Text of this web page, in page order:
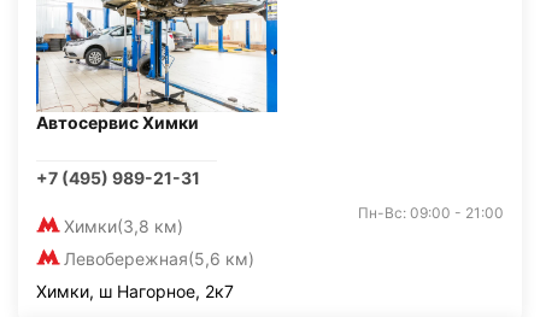
Автосервис Химки
+7 (495) 989-21-31
Химки(3,8 км)
Левобережная(5,6 км)
Пн-Вс: 09:00 - 21:00
Химки, ш Нагорное, 2к7